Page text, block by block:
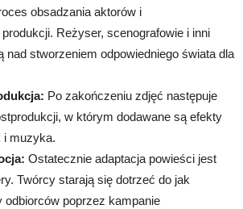
obsadzania aktorów i
Reżyser, scenografowie i inni
nad stworzeniem odpowiedniego świata dla
Po zakończeniu zdjęć następuje
w którym dodawane są efekty
i muzyka.
Ostatecznie adaptacja powieści jest
Twórcy starają się dotrzeć do jak
odbiorców poprzez kampanie